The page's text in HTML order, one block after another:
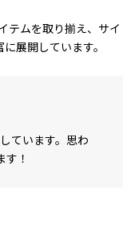
テムを取り揃え、サイ
展開しています。
ています。思わ
！